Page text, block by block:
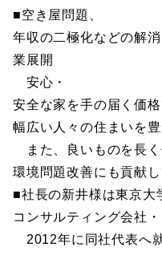
■空き屋問題、
年収の二極化などの解
業展開
安心・
安全な家を手の届く価
幅広い人々の住まいを豊
また、良いものを長く
環境問題改善にも貢献し
■社長の新井様は東京大
コンサルティング会社
2012年に同社代表へ就